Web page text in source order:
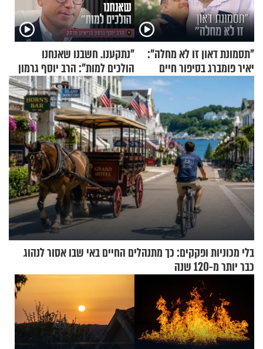
"תסמונת דאון זו לא מחלה":
יאיר פומברג בסיפור חיים
מעורר השראה
"נתקענו. חשבנו שאנחנו
הולכים למות": הרב יוסף גרמון
בריאיון מרתק
בלי מכוניות ופקקים: כך מתנהלים החיים באי שבו אסור לנהוג
כבר יותר מ-120 שנה